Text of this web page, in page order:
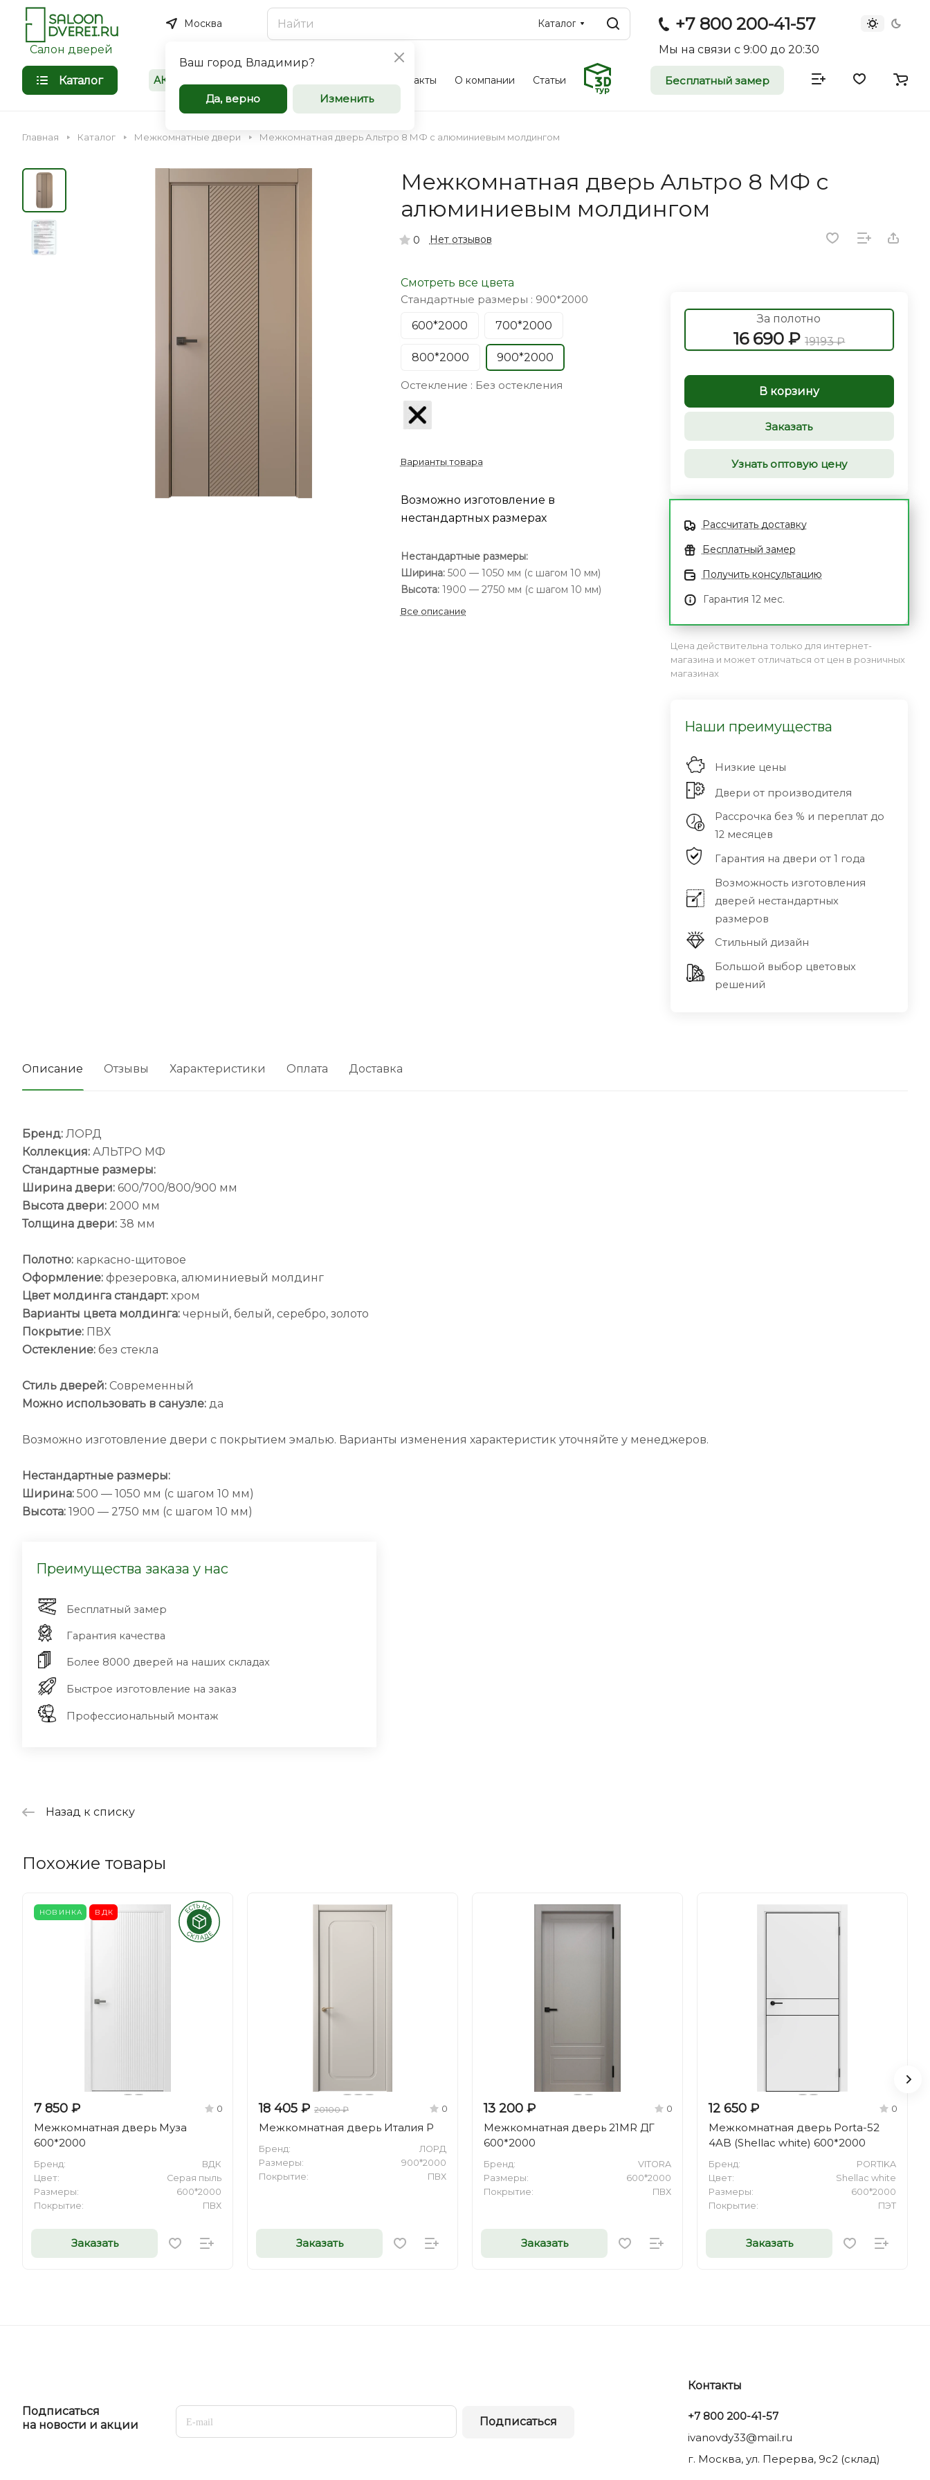
Салон дверей
Москва
Ваш город Владимир?
Да, верно Изменить
Каталог +7 800 200-41-57
Мы на связи с 9:00 до 20:30
Каталог АКЦИИ Контакты О компании Статьи Бесплатный замер
Главная Каталог Межкомнатные двери Межкомнатная дверь Альтро 8 МФ с алюминиевым молдингом
Межкомнатная дверь Альтро 8 МФ с
алюминиевым молдингом
0 Нет отзывов
Смотреть все цвета
Стандартные размеры : 900*2000
600*2000
700*2000
800*2000 900*2000
Остекление : Без остекления
Варианты товара
Возможно изготовление в
нестандартных размерах
Нестандартные размеры:
Ширина:500 — 1050 мм (с шагом 10 мм)
Высота:1900 — 2750 мм (с шагом 10 мм)
Все описание
За полотно
16 690 ₽ 19193 ₽
В корзину
Заказать
Узнать оптовую цену
Рассчитать доставку
Бесплатный замер
Получить консультацию
Гарантия 12 мес.
Цена действительна только для интернет-
магазина и может отличаться от цен в розничных
магазинах
Наши преимущества
Низкие цены
Двери от производителя
Рассрочка без % и переплат до
12 месяцев
Гарантия на двери от 1 года
Возможность изготовления
дверей нестандартных
размеров
Стильный дизайн
Большой выбор цветовых
решений
Описание Отзывы Характеристики Оплата Доставка
Бренд: ЛОРД
Коллекция: АЛЬТРО МФ
Стандартные размеры:
Ширина двери: 600/700/800/900 мм
Высота двери: 2000 мм
Толщина двери: 38 мм
Полотно: каркасно-щитовое
Оформление: фрезеровка, алюминиевый молдинг
Цвет молдинга стандарт: хром
Варианты цвета молдинга: черный, белый, серебро, золото
Покрытие: ПВХ
Остекление: без стекла
Стиль дверей: Современный
Можно использовать в санузле: да
Возможно изготовление двери с покрытием эмалью. Варианты изменения характеристик уточняйте у менеджеров.
Нестандартные размеры:
Ширина: 500 — 1050 мм (с шагом 10 мм)
Высота: 1900 — 2750 мм (с шагом 10 мм)
Преимущества заказа у нас
Бесплатный замер
Гарантия качества
Более 8000 дверей на наших складах
Быстрое изготовление на заказ
Профессиональный монтаж
Назад к списку
Похожие товары
НОВИНКА ВДК
7 850 ₽ 0
Межкомнатная дверь Муза
600*2000
Бренд:
ВДК
Цвет:
Серая пыль
Размеры:
600*2000
Покрытие:
ПВХ
Заказать
18 405 ₽ 20100 ₽ 0
Межкомнатная дверь Италия Р
Бренд:
ЛОРД
Размеры:
900*2000
Покрытие:
ПВХ
Заказать
13 200 ₽ 0
Межкомнатная дверь 21MR ДГ
600*2000
Бренд:
VITORA
Размеры:
600*2000
Покрытие:
ПВХ
Заказать
12 650 ₽ 0
Межкомнатная дверь Porta-52
4AB (Shellac white) 600*2000
Бренд:
PORTIKA
Цвет:
Shellac white
Размеры:
600*2000
Покрытие:
ПЭТ
Заказать
Подписаться
на новости и акции
Подписаться
Контакты
+7 800 200-41-57
ivanovdy33@mail.ru
г. Москва, ул. Перерва, 9с2 (склад)
Межкомнатная
Межкомнатные и
входные двери
Компания Saloondverei.ru приглашает к
сотрудничеству коммерческие
организации, застройщиков, дизайнеров и
индивидуальных предпринимателей.
Межкомнатные и
входные двери
Компания Saloondverei.ru приглашает к
сотрудничеству коммерческие